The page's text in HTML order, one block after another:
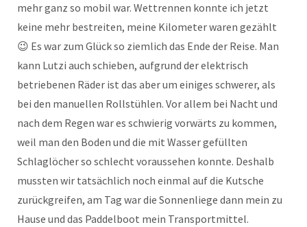
mehr ganz so mobil war. Wettrennen konnte ich jetzt
keine mehr bestreiten, meine Kilometer waren gezählt
😉 Es war zum Glück so ziemlich das Ende der Reise. Man
kann Lutzi auch schieben, aufgrund der elektrisch
betriebenen Räder ist das aber um einiges schwerer, als
bei den manuellen Rollstühlen. Vor allem bei Nacht und
nach dem Regen war es schwierig vorwärts zu kommen,
weil man den Boden und die mit Wasser gefüllten
Schlaglöcher so schlecht voraussehen konnte. Deshalb
mussten wir tatsächlich noch einmal auf die Kutsche
zurückgreifen, am Tag war die Sonnenliege dann mein zu
Hause und das Paddelboot mein Transportmittel.